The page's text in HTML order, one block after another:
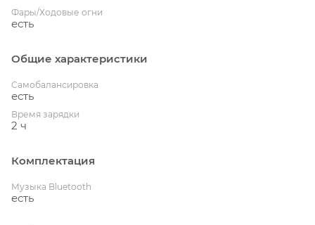
Фары/Ходовые огни
есть
Общие характеристики
Cамобалансировка
есть
Время зарядки
2 ч
Комплектация
Музыка Bluetooth
есть